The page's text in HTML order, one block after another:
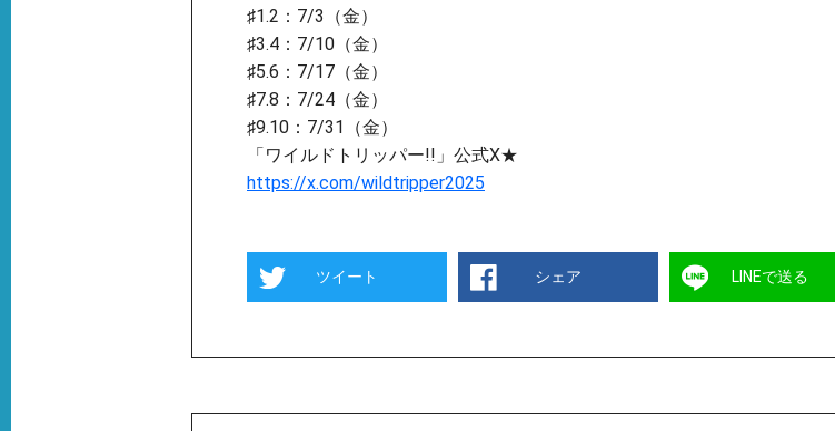
♯1.2：7/3（金）
♯3.4：7/10（金）
♯5.6：7/17（金）
♯7.8：7/24（金）
♯9.10：7/31（金）
「ワイルドトリッパー!!」公式X★
https://x.com/wildtripper2025
ツイート シェア LINEで送る